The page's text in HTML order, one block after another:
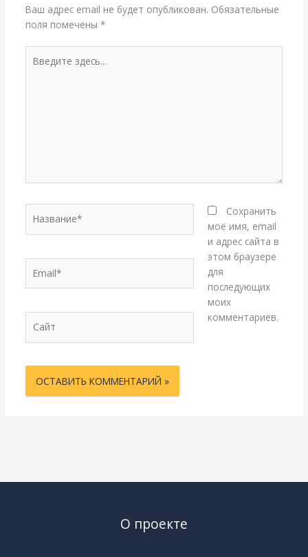
Ваш адрес email не будет опубликован. Обязательные
поля помечены *
здесь...
Сохранить
моё имя, email
и адрес сайта в
этом браузере
для
последующих
моих
комментариев.
О проекте